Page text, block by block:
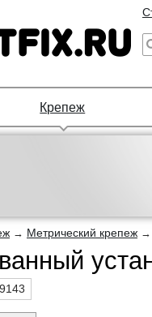
Крепеж
→ Метрический крепеж